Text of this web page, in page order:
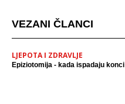
VEZANI ČLANCI
LJEPOTA I ZDRAVLJE
Epiziotomija - kada ispadaju konci